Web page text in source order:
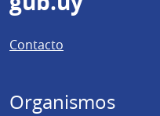
de
página
Contacto
Organismos